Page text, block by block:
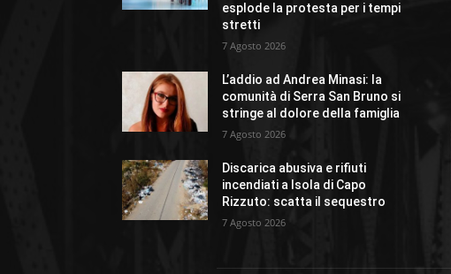
esplode la protesta per i tempi
stretti
7 Agosto 2026
L’addio ad Andrea Minasi: la
comunità di Serra San Bruno si
stringe al dolore della famiglia
7 Agosto 2026
Discarica abusiva e rifiuti
incendiati a Isola di Capo
Rizzuto: scatta il sequestro
7 Agosto 2026